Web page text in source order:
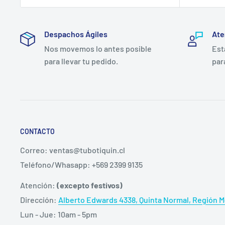
¿Cuándo usar RTD en lugar de
El RTD se elige cuando la herida tiene exudado
Cutimed Sorbact (DACC) es más apropiado en
¿Dónde comprar apósito RTD en
CORVEL SPA (TuBotiquín.cl) es distribuidor
propia en Alberto Edwards 4338, Quinta Normal,
al resto de Chile. Emitimos factura electrónica y
Despachos Ágiles
Nos movemos lo antes posible
para llevar tu pedido.
CONTACTO
Correo: ventas@tubotiquin.cl
Teléfono/Whasapp: +569 2399 9135
Atención: (excepto festivos)
Dirección: Alberto Edwards 4338, Quinta Normal, Región
Lun - Jue: 10am - 5pm